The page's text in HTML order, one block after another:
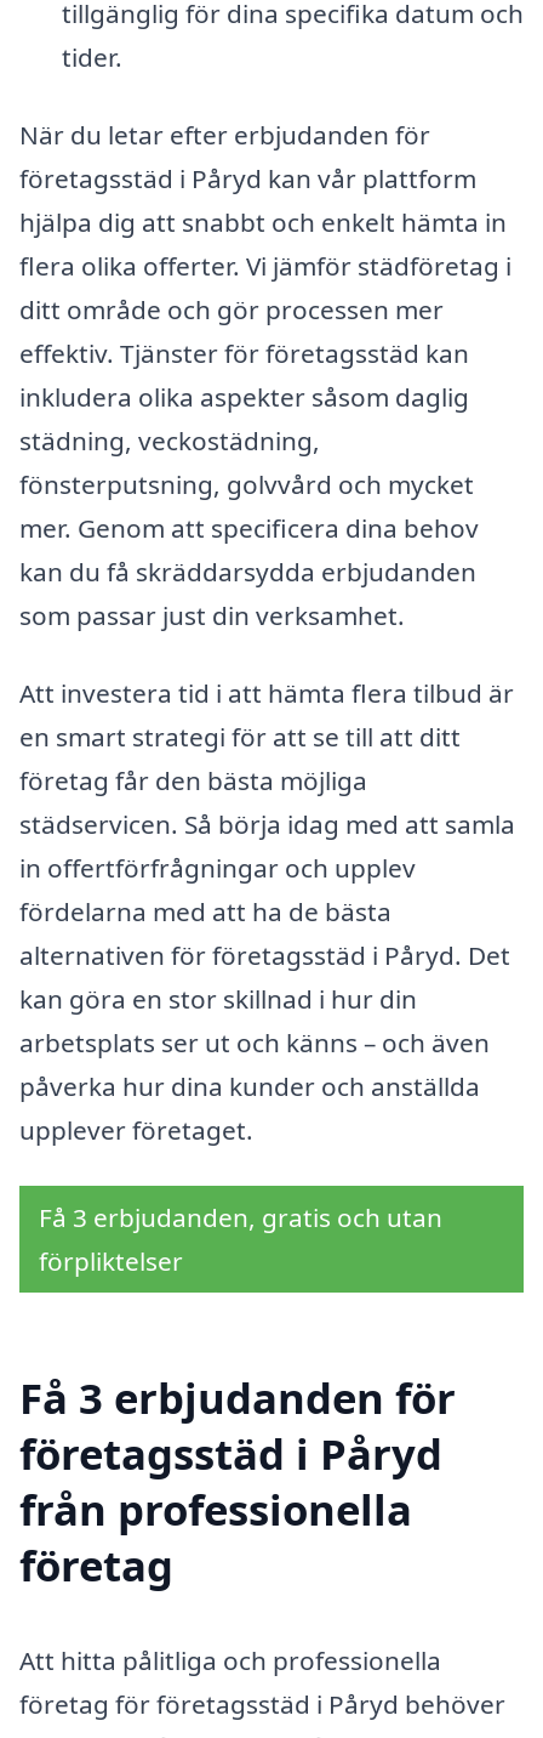
tillgänglig för dina specifika datum och
tider.
När du letar efter erbjudanden för
företagsstäd i Påryd kan vår plattform
hjälpa dig att snabbt och enkelt hämta in
flera olika offerter. Vi jämför städföretag i
ditt område och gör processen mer
effektiv. Tjänster för företagsstäd kan
inkludera olika aspekter såsom daglig
städning, veckostädning,
fönsterputsning, golvvård och mycket
mer. Genom att specificera dina behov
kan du få skräddarsydda erbjudanden
som passar just din verksamhet.
Att investera tid i att hämta flera tilbud är
en smart strategi för att se till att ditt
företag får den bästa möjliga
städservicen. Så börja idag med att samla
in offertförfrågningar och upplev
fördelarna med att ha de bästa
alternativen för företagsstäd i Påryd. Det
kan göra en stor skillnad i hur din
arbetsplats ser ut och känns – och även
påverka hur dina kunder och anställda
upplever företaget.
Få 3 erbjudanden, gratis och utan
förpliktelser
Få 3 erbjudanden för
företagsstäd i Påryd
från professionella
företag
Att hitta pålitliga och professionella
företag för företagsstäd i Påryd behöver